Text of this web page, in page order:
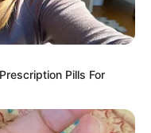
CƏMİYYƏT
Pills For